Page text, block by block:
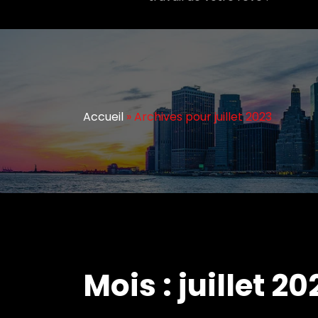
Accueil »Archives pour juillet 2023
Mois : juillet